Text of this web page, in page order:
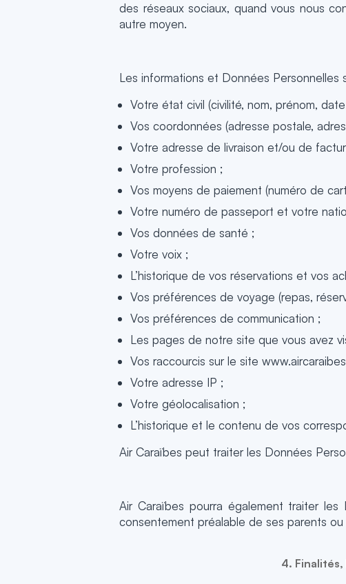
des réseaux sociaux, quand vous nous
autre moyen.
Les informations et Données
Votre état civil (civilité, nom, prénom,
Vos coordonnées (adresse postale,
Votre adresse de livraison et/ou de
Votre profession ;
Vos moyens de paiement (numéro de
Votre numéro de passeport et votre
Vos données de santé ;
Votre voix ;
L’historique de vos réservations et vos
Vos préférences de voyage (repas,
Vos préférences de communication ;
Les pages de notre site que vous avez
Vos raccourcis sur le site
Votre adresse IP ;
Votre géolocalisation ;
L’historique et le contenu de vos
Air Caraïbes peut traiter les Données
Air Caraïbes pourra également traiter
consentement préalable de ses parents
4.